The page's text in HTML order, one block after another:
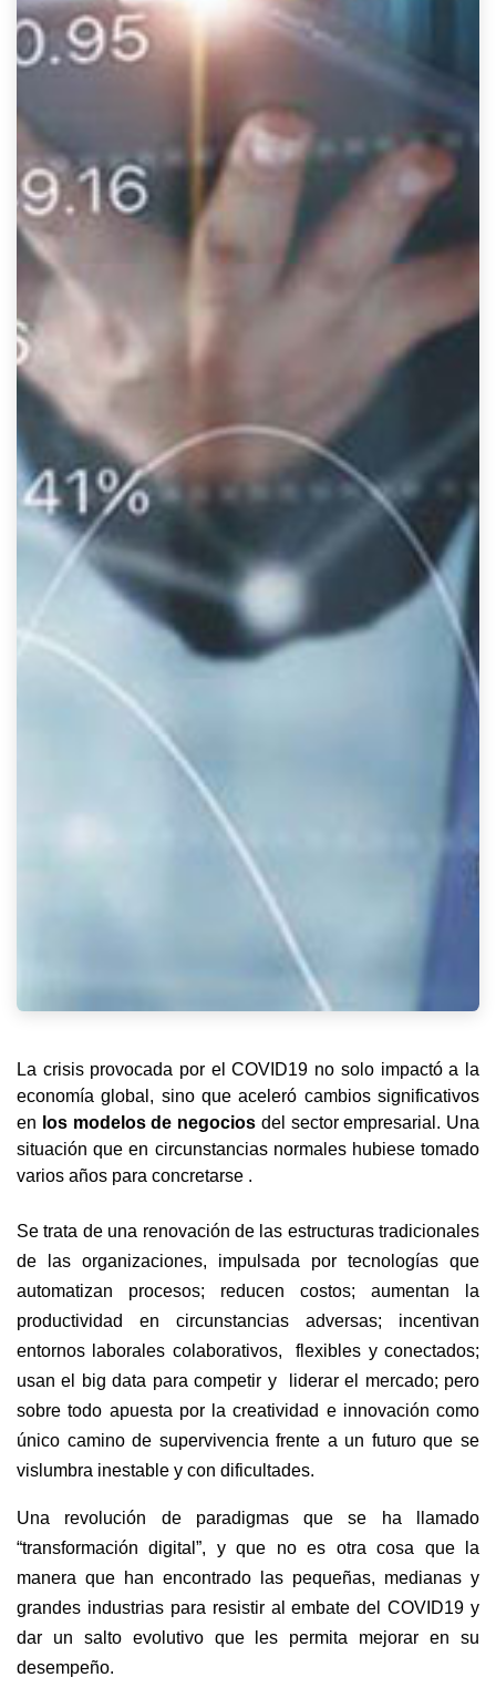
La crisis provocada por el COVID19 no solo impactó a la
economía global, sino que aceleró cambios significativos
en los modelos de negocios del sector empresarial. Una
situación que en circunstancias normales hubiese tomado
varios años para concretarse .
Se trata de una renovación de las estructuras tradicionales
de las organizaciones, impulsada por tecnologías que
automatizan procesos; reducen costos; aumentan la
productividad en circunstancias adversas; incentivan
entornos laborales colaborativos,  flexibles y conectados;
usan el big data para competir y  liderar el mercado; pero
sobre todo apuesta por la creatividad e innovación como
único camino de supervivencia frente a un futuro que se
vislumbra inestable y con dificultades.
Una revolución de paradigmas que se ha llamado
“transformación digital”, y que no es otra cosa que la
manera que han encontrado las pequeñas, medianas y
grandes industrias para resistir al embate del COVID19 y
dar un salto evolutivo que les permita mejorar en su
desempeño.